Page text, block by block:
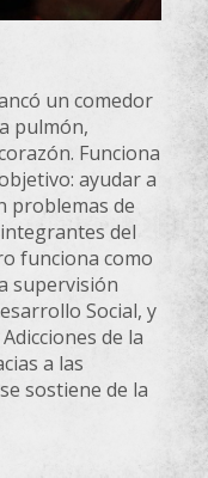
un comedor
pulmón,
Funciona
ayudar a
problemas de
del
funciona como
supervisión
Social, y
de la
a las
sostiene de la